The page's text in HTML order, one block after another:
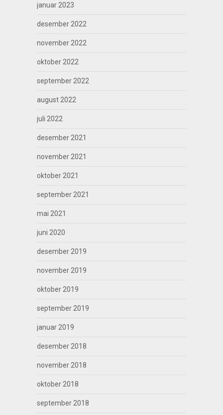
januar 2023
desember 2022
november 2022
oktober 2022
september 2022
august 2022
juli 2022
desember 2021
november 2021
oktober 2021
september 2021
mai 2021
juni 2020
desember 2019
november 2019
oktober 2019
september 2019
januar 2019
desember 2018
november 2018
oktober 2018
september 2018